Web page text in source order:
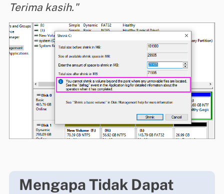
Terima kasih."
Mengapa Tidak Dapat